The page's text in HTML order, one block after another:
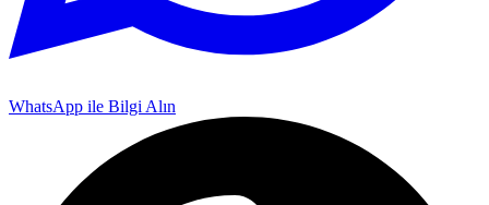
WhatsApp ile Bilgi Alın